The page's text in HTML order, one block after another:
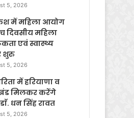
5, 2026
में महिला आयोग
दिवसीय महिला
एवं स्वास्थ्य
शुरु
5, 2026
में हरियाणा व
मिलकर करेंगे
धन सिंह रावत
5, 2026